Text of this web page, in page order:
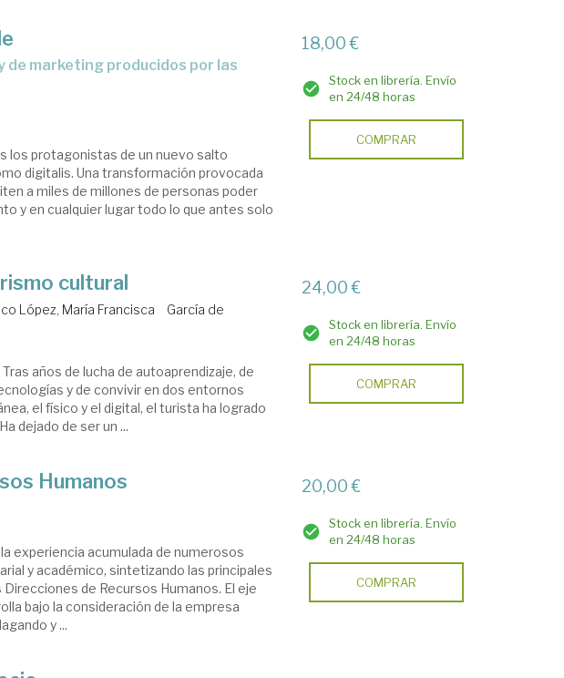
los protagonistas de un nuevo salto
digitalis. Una transformación provocada
a miles de millones de personas poder
y en cualquier lugar todo lo que antes solo
18,00 €
Stock en librería. Envío
en 24/48 horas
COMPRAR
cultural
López, María Francisca
García de
años de lucha de autoaprendizaje, de
y de convivir en dos entornos
el físico y el digital, el turista ha logrado
dejado de ser un ...
24,00 €
Stock en librería. Envío
en 24/48 horas
COMPRAR
Humanos
experiencia acumulada de numerosos
y académico, sintetizando las principales
de Recursos Humanos. El eje
bajo la consideración de la empresa
y ...
20,00 €
Stock en librería. Envío
en 24/48 horas
COMPRAR